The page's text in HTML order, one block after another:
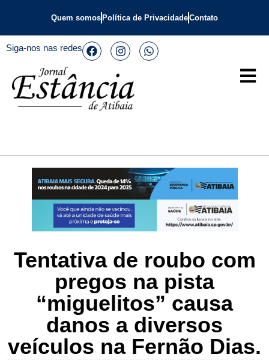
Quem somos Política de PrivacidadeContato
Siga-nos nas redes
Tentativa de roubo com
pregos na pista
“miguelitos” causa
danos a diversos
veículos na Fernão Dias.